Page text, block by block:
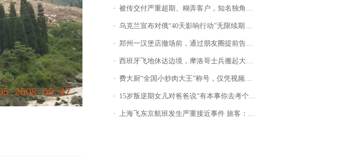
被传交付严重超期、糊弄客户，知名独角兽车企创始人回应：都没证据，将依法采取措施，“本人长期与美国交管局保持沟通，对方表示肯定”
乌克兰宣布对俄“40天影响行动”无限续期，7月两国对轰数据均创纪录
郑州一汉堡店撤场前，通过朋友圈提前告知逐一退费，有顾客仅剩1元也全被退回，分文不少；顾客：言而有信，让人感动
西班牙飞地休达边境，摩洛哥士兵搬起大石块投向移民引争议，此前一天内数万人从摩洛哥涌入西班牙
费大厨“全国小炒肉大王”称号，仅凭视频评出？中国烹饪协会回应
15岁叛逆期女儿对爸爸说“有本事你去考个研究生”，44岁职场“老登”一战上岸“985”；父亲坦言拒绝空想，常年保持每月读6本书的习惯
上海飞东京航班发生严重接近事件 旅客：正常下降后突然拉升，下飞机时都不知险些撞机